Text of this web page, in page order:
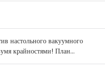
настольного вакуумного
крайностями! План
Австралии и Новой